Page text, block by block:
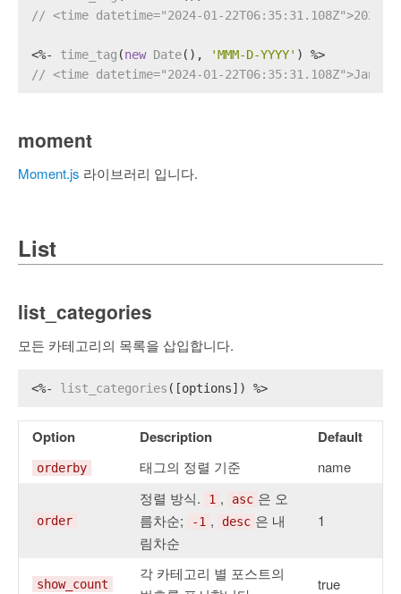
// <time datetime="2024-01-22T06:35:31.108Z">2024-
<%- time_tag (new Date(), 'MMM-D-YYYY' ) %>
// <time datetime="2024-01-22T06:35:31.108Z">Jan-
moment
Moment.js 라이브러리 입니다.
List
list_categories
모든 카테고리의 목록을 삽입합니다.
<%- list_categories ([options]) %>
Option Description Default
orderby 태그의 정렬 기준 name
order
정렬 방식. 1 , asc 은 오
름차순;
-1 , desc 은 내
림차순
1
show_count
각 카테고리 별 포스트의
true